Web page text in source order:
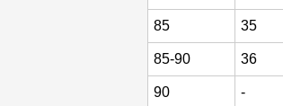
85 35
85-90 36
90 -